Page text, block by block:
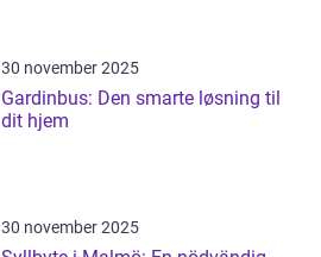
30 november 2025
Gardinbus: Den smarte løsning til
dit hjem
30 november 2025